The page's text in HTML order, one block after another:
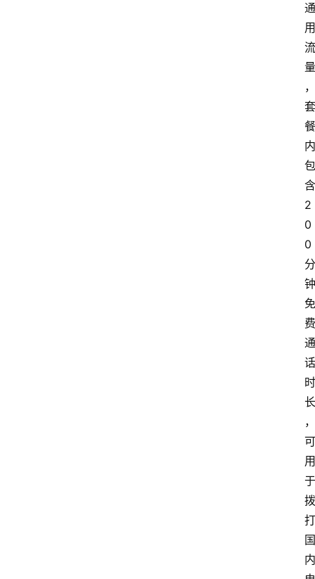
通
用
流
量
，
套
餐
内
包
含
2
0
0
分
钟
免
费
通
话
时
长
，
可
用
于
拨
打
国
内